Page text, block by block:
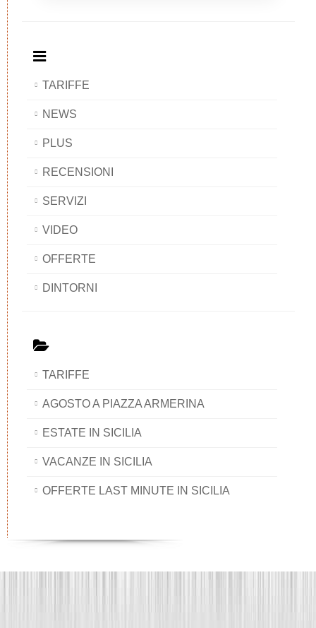
TARIFFE
NEWS
PLUS
RECENSIONI
SERVIZI
VIDEO
OFFERTE
DINTORNI
TARIFFE
AGOSTO A PIAZZA ARMERINA
ESTATE IN SICILIA
VACANZE IN SICILIA
OFFERTE LAST MINUTE IN SICILIA